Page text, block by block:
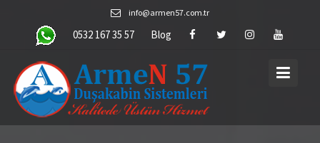
content
info@armen57.com.tr
0532 167 35 57 Blog